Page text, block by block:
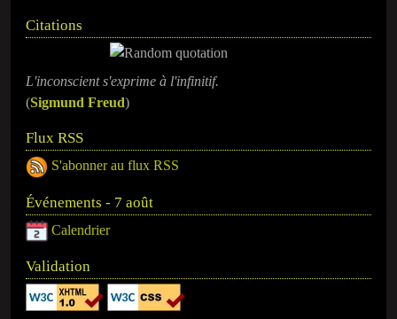
Citations
L'inconscient s'exprime à l'infinitif.
(Sigmund Freud)
Flux RSS
S'abonner au flux RSS
Événements - 7 août
Calendrier
Validation